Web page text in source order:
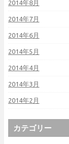
2014年8月
2014年7月
2014年6月
2014年5月
2014年4月
2014年3月
2014年2月
カテゴリー